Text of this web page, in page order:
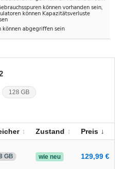
können vorhanden sein,
können Kapazitätsverluste
können abgegriffen sein
128 GB
Zustand Preis
GB wie neu 129,99 €